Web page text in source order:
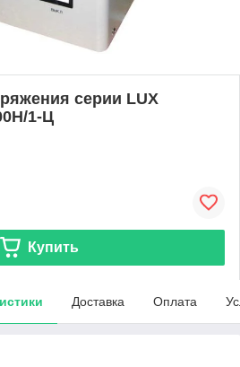
серии LUX
1-Ц
Купить
Доставка Оплата